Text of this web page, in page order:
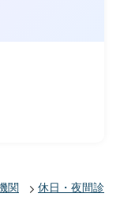
関
休日・夜間診